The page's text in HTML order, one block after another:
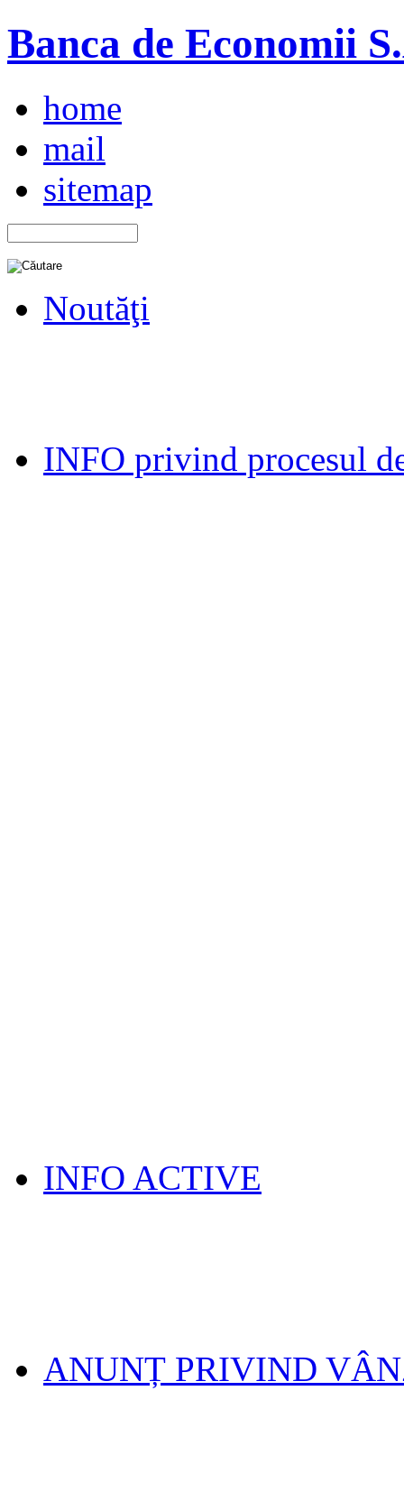
Banca de Economii
home
mail
sitemap
Noutăţi
INFO privind procesul
INFO ACTIVE
ANUNȚ PRIVIND